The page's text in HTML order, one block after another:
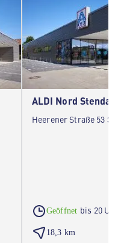
ALDI Nord Stendal
Heerener Straße 53
Geöffnet bis 20
18,3 km